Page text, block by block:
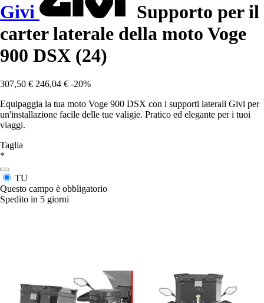
Givi
Supporto per il
carter laterale della moto Voge
900 DSX (24)
307,50 € 246,04 € -20%
Equipaggia la tua moto Voge 900 DSX con i supporti laterali Givi per
un'installazione facile delle tue valigie. Pratico ed elegante per i tuoi
viaggi.
Taglia
*
TU
Questo campo è obbligatorio
Spedito in 5 giorni